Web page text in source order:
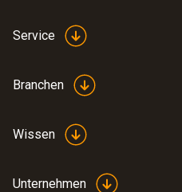
Service
Branchen
Wissen
Unternehmen